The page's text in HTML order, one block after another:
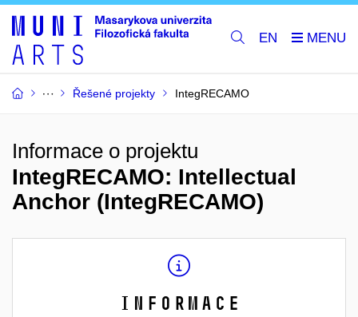
EN
Řešené projekty IntegRECAMO
Informace o projektu
IntegRECAMO: Intellectual
Anchor (IntegRECAMO)
Informace